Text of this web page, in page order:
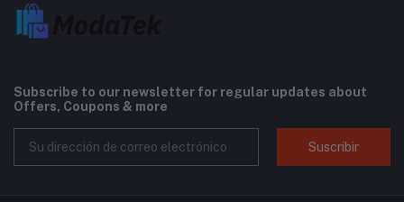
Subscribe to our newsletter for regular updates about
Offers, Coupons & more
Suscribir